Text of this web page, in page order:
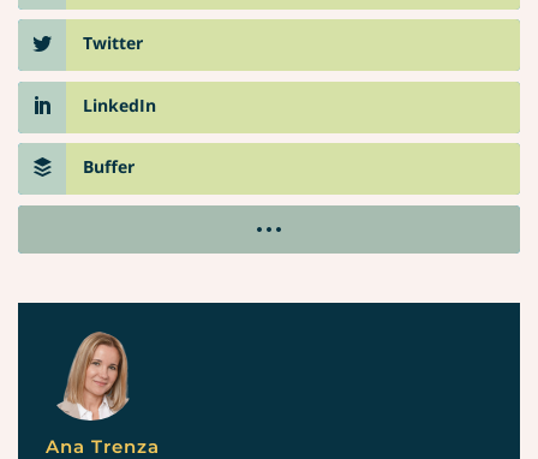
Twitter
LinkedIn
Buffer
Ana Trenza